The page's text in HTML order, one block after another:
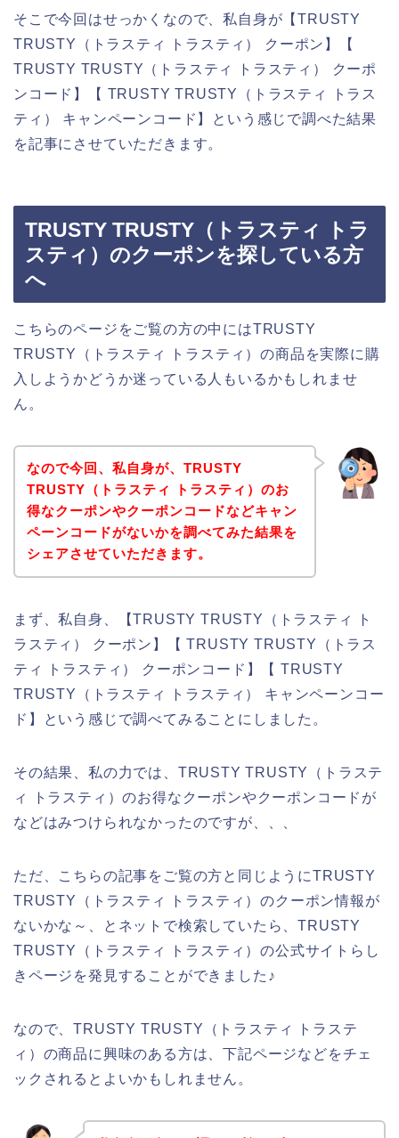
そこで今回はせっかくなので、私自身が【TRUSTY
TRUSTY（トラスティ トラスティ） クーポン】【
TRUSTY TRUSTY（トラスティ トラスティ） クーポ
ンコード】【 TRUSTY TRUSTY（トラスティ トラス
ティ） キャンペーンコード】という感じで調べた結果
を記事にさせていただきます。
TRUSTY TRUSTY（トラスティ トラ
スティ）のクーポンを探している方
へ
こちらのページをご覧の方の中にはTRUSTY
TRUSTY（トラスティ トラスティ）の商品を実際に購
入しようかどうか迷っている人もいるかもしれませ
ん。
なので今回、私自身が、TRUSTY
TRUSTY（トラスティ トラスティ）のお
得なクーポンやクーポンコードなどキャン
ペーンコードがないかを調べてみた結果を
シェアさせていただきます。
まず、私自身、【TRUSTY TRUSTY（トラスティ ト
ラスティ） クーポン】【 TRUSTY TRUSTY（トラス
ティ トラスティ） クーポンコード】【 TRUSTY
TRUSTY（トラスティ トラスティ） キャンペーンコー
ド】という感じで調べてみることにしました。
その結果、私の力では、TRUSTY TRUSTY（トラステ
ィ トラスティ）のお得なクーポンやクーポンコードが
などはみつけられなかったのですが、、、
ただ、こちらの記事をご覧の方と同じようにTRUSTY
TRUSTY（トラスティ トラスティ）のクーポン情報が
ないかな～、とネットで検索していたら、TRUSTY
TRUSTY（トラスティ トラスティ）の公式サイトらし
きページを発見することができました♪
なので、TRUSTY TRUSTY（トラスティ トラステ
ィ）の商品に興味のある方は、下記ページなどをチェ
ックされるとよいかもしれません。